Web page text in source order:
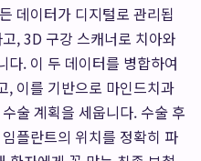
데이터가 디지털로 관리됩
, 3D 구강 스캐너로 치아와
다. 이 두 데이터를 병합하여
, 이를 기반으로 마인드치과
술 계획을 세웁니다. 수술 후
플란트의 위치를 정확히 파